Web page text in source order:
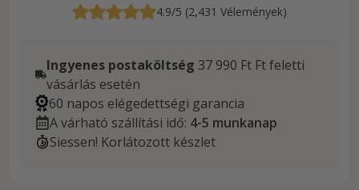
4.9/5 (2,431 Vélemények)
Ingyenes postaköltség 37 990 Ft Ft feletti
vásárlás esetén
60 napos elégedettségi garancia
A várható szállítási idő: 4-5 munkanap
Siessen! Korlátozott készlet